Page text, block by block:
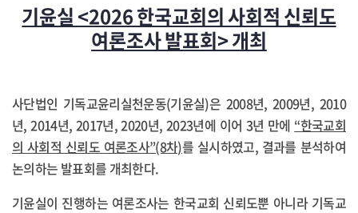
기윤실 <2026 한국교회의 사회적 신뢰도
여론조사 발표회> 개최
사단법인 기독교윤리실천운동(기윤실)은 2008년, 2009년, 2010
년, 2014년, 2017년, 2020년, 2023년에 이어 3년 만에 “한국교회
의 사회적 신뢰도 여론조사”(8차)를 실시하였고, 결과를 분석하여
논의하는 발표회를 개최한다.
기윤실이 진행하는 여론조사는 한국교회 신뢰도뿐 아니라 기독교